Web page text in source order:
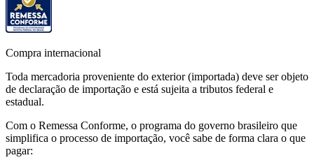
Compra internacional
Toda mercadoria proveniente do exterior (importada) deve ser objeto
de declaração de importação e está sujeita a tributos federal e
estadual.
Com o Remessa Conforme, o programa do governo brasileiro que
simplifica o processo de importação, você sabe de forma clara o que
pagar: